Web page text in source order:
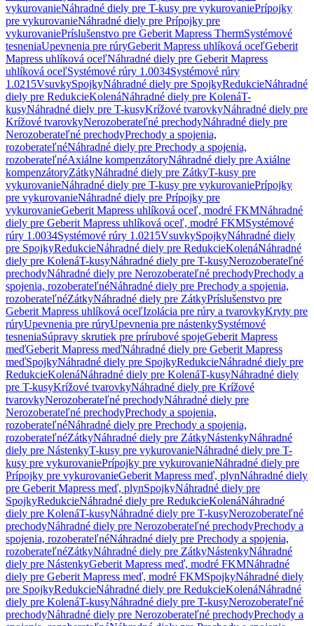
vykurovanieNáhradné diely pre T-kusy pre vykurovaniePrípojky
pre vykurovanieNáhradné diely pre Prípojky pre
vykurovaniePríslušenstvo pre Geberit Mapress ThermSystémové
tesneniaUpevnenia pre rúryGeberit Mapress uhlíková oceľGeberit
Mapress uhlíková oceľNáhradné diely pre Geberit Mapress
uhlíková oceľSystémové rúry 1.0034Systémové rúry
1.0215VsuvkySpojkyNáhradné diely pre SpojkyRedukcieNáhradné
diely pre RedukcieKolenáNáhradné diely pre KolenáT-
kusyNáhradné diely pre T-kusyKrížové tvarovkyNáhradné diely pre
Krížové tvarovkyNerozoberateľné prechodyNáhradné diely pre
Nerozoberateľné prechodyPrechody a spojenia,
rozoberateľnéNáhradné diely pre Prechody a spojenia,
rozoberateľnéAxiálne kompenzátoryNáhradné diely pre Axiálne
kompenzátoryZátkyNáhradné diely pre ZátkyT-kusy pre
vykurovanieNáhradné diely pre T-kusy pre vykurovaniePrípojky
pre vykurovanieNáhradné diely pre Prípojky pre
vykurovanieGeberit Mapress uhlíková oceľ, modré FKMNáhradné
diely pre Geberit Mapress uhlíková oceľ, modré FKMSystémové
rúry 1.0034Systémové rúry 1.0215VsuvkySpojkyNáhradné diely
pre SpojkyRedukcieNáhradné diely pre RedukcieKolenáNáhradné
diely pre KolenáT-kusyNáhradné diely pre T-kusyNerozoberateľné
prechodyNáhradné diely pre Nerozoberateľné prechodyPrechody a
spojenia, rozoberateľnéNáhradné diely pre Prechody a spojenia,
rozoberateľnéZátkyNáhradné diely pre ZátkyPríslušenstvo pre
Geberit Mapress uhlíková oceľIzolácia pre rúry a tvarovkyKryty pre
rúryUpevnenia pre rúryUpevnenia pre nástenkySystémové
tesneniaSúpravy skrutiek pre prírubové spojeGeberit Mapress
meďGeberit Mapress meďNáhradné diely pre Geberit Mapress
meďSpojkyNáhradné diely pre SpojkyRedukcieNáhradné diely pre
RedukcieKolenáNáhradné diely pre KolenáT-kusyNáhradné diely
pre T-kusyKrížové tvarovkyNáhradné diely pre Krížové
tvarovkyNerozoberateľné prechodyNáhradné diely pre
Nerozoberateľné prechodyPrechody a spojenia,
rozoberateľnéNáhradné diely pre Prechody a spojenia,
rozoberateľnéZátkyNáhradné diely pre ZátkyNástenkyNáhradné
diely pre NástenkyT-kusy pre vykurovanieNáhradné diely pre T-
kusy pre vykurovaniePrípojky pre vykurovanieNáhradné diely pre
Prípojky pre vykurovanieGeberit Mapress meď, plynNáhradné diely
pre Geberit Mapress meď, plynSpojkyNáhradné diely pre
SpojkyRedukcieNáhradné diely pre RedukcieKolenáNáhradné
diely pre KolenáT-kusyNáhradné diely pre T-kusyNerozoberateľné
prechodyNáhradné diely pre Nerozoberateľné prechodyPrechody a
spojenia, rozoberateľnéNáhradné diely pre Prechody a spojenia,
rozoberateľnéZátkyNáhradné diely pre ZátkyNástenkyNáhradné
diely pre NástenkyGeberit Mapress meď, modré FKMNáhradné
diely pre Geberit Mapress meď, modré FKMSpojkyNáhradné diely
pre SpojkyRedukcieNáhradné diely pre RedukcieKolenáNáhradné
diely pre KolenáT-kusyNáhradné diely pre T-kusyNerozoberateľné
prechodyNáhradné diely pre Nerozoberateľné prechodyPrechody a